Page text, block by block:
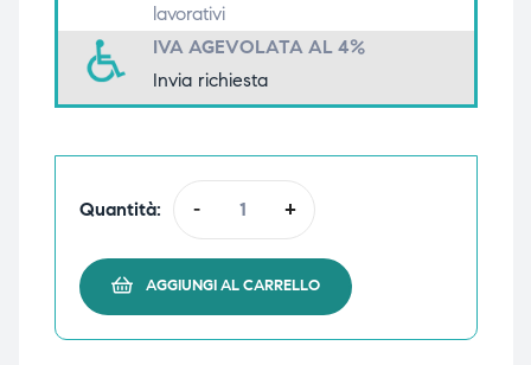
lavorativi
IVA AGEVOLATA AL 4%
Invia richiesta
Quantità: - +
AGGIUNGI AL CARRELLO